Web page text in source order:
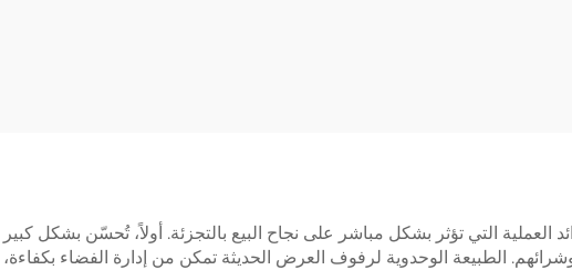
العملية التي تؤثر بشكل مباشر على نجاح البيع بالتجزئة. أولاً، تُحسّن بشكل
وشرائهم. الطبيعة الوحدوية لرفوف العرض الحديثة تمكن من إدارة الفضاء